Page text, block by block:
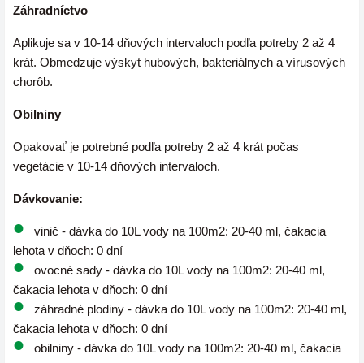
Záhradníctvo
Aplikuje sa v 10-14 dňových intervaloch podľa potreby 2 až 4
krát. Obmedzuje výskyt hubových, bakteriálnych a vírusových
chorôb.
Obilniny
Opakovať je potrebné podľa potreby 2 až 4 krát počas
vegetácie v 10-14 dňových intervaloch.
Dávkovanie:
vinič - dávka do 10L vody na 100m2: 20-40 ml, čakacia
lehota v dňoch: 0 dní
ovocné sady - dávka do 10L vody na 100m2: 20-40 ml,
čakacia lehota v dňoch: 0 dní
záhradné plodiny - dávka do 10L vody na 100m2: 20-40 ml,
čakacia lehota v dňoch: 0 dní
obilniny - dávka do 10L vody na 100m2: 20-40 ml, čakacia